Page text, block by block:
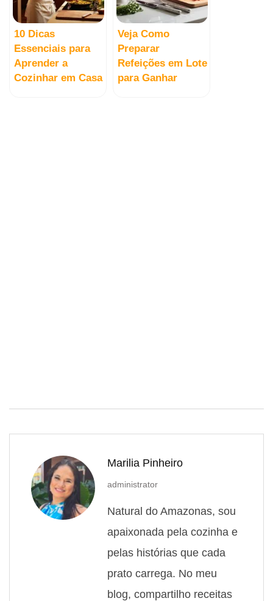
10 Dicas
Essenciais para
Aprender a
Cozinhar em Casa
Veja Como
Preparar
Refeições em Lote
para Ganhar
Marilia Pinheiro
administrator
Natural do Amazonas, sou
apaixonada pela cozinha e
pelas histórias que cada
prato carrega. No meu
blog, compartilho receitas